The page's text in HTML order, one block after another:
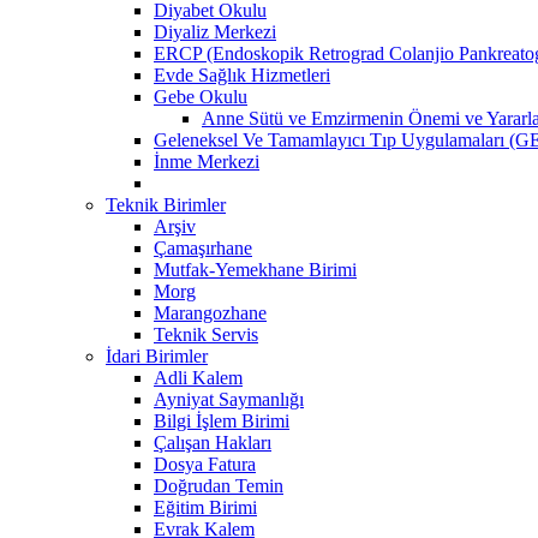
Diyabet Okulu
Diyaliz Merkezi
ERCP (Endoskopik Retrograd Colanjio
Evde Sağlık Hizmetleri
Gebe Okulu
Anne Sütü ve Emzirmenin Önemi ve
Geleneksel Ve Tamamlayıcı Tıp Uygulamaları
İnme Merkezi
Teknik Birimler
Arşiv
Çamaşırhane
Mutfak-Yemekhane Birimi
Morg
Marangozhane
Teknik Servis
İdari Birimler
Adli Kalem
Ayniyat Saymanlığı
Bilgi İşlem Birimi
Çalışan Hakları
Dosya Fatura
Doğrudan Temin
Eğitim Birimi
Evrak Kalem